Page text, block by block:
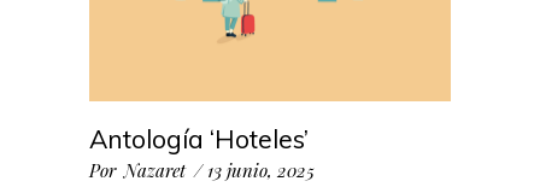
Antología ‘Hoteles’
Por Nazaret 13 junio, 2025